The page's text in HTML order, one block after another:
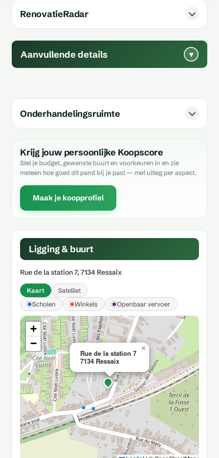
RenovatieRadar
Aanvullende details ▾
Onderhandelingsruimte
Krijg jouw persoonlijke Koopscore
Stel je budget, gewenste buurt en voorkeuren in en zie
meteen hoe goed dit pand bij je past — met uitleg per aspect.
Maak je koopprofiel
Ligging & buurt
Rue de la station 7, 7134 Ressaix
Kaart
Satelliet
Scholen
Winkels Openbaar vervoer
Rue de la station 7
7134 Ressaix
×
+
−